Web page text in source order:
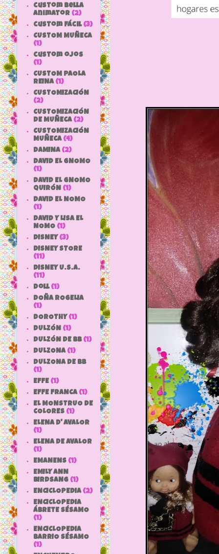
custom bella
animator (2)
custom fácil (3)
CUSTOM MUÑECA
(1)
custom ojos
(1)
CUSTOM PAOLA
REINA (1)
CUSTOMIZACIÓN
(2)
CUSTOMIZACIÓN
DE MUÑECA (2)
CUSTOMIZACIÓN
MUÑECA (4)
DAMINA (2)
DAVID EL GNOMO
(1)
DAVID EL GNOMO
QUIRÓN (1)
DAVID EL NOMO
(1)
DAVID Y LISA EL
NOMO (1)
DISNEY (3)
DISNEY STORE
(11)
DISNEY U.S.A.
(11)
doll (1)
DOÑA ROGELIA
(1)
DOROTHY (1)
DULZÓN (1)
DULZÓN DE BB (1)
DULZONA (1)
DULZONA DE BB
(1)
EFFE (1)
EFFE FRANCA (1)
EL MONSTRUO DE
COLORES (1)
ELENA D' AVALOR
(1)
ELENA DE AVALOR
(1)
EMANENS (1)
EMILY ANN
BIRDSANG (1)
ENCICLOPEDIA (2)
ENCICLOPEDIA
ÁBRETE SÉSAMO
(1)
ENCICLOPEDIA
BARRIO SÉSAMO
(1)